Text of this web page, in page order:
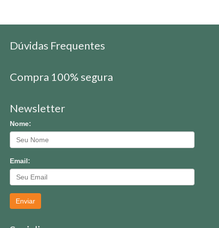
Dúvidas Frequentes
Compra 100% segura
Newsletter
Nome:
Email:
Enviar